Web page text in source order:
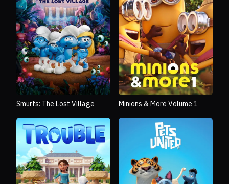
Smurfs: The Lost Village Minions & More Volume 1